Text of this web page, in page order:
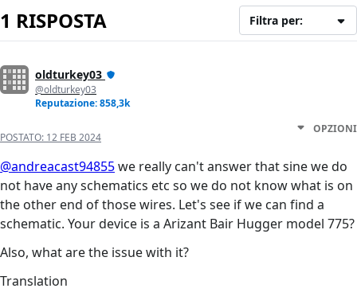
1 RISPOSTA Filtra per:
oldturkey03
@oldturkey03
Reputazione: 858,3k
POSTATO: 12 FEB 2024
OPZIONI
@andreacast94855we really can't answer that sine we do
not have any schematics etc so we do not know what is on
the other end of those wires. Let's see if we can find a
schematic. Your device is a Arizant Bair Hugger model 775?
Also, what are the issue with it?
Translation